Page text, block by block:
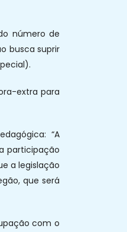
número de
busca suprir
extra para
“A
participação
a legislação
que será
com o